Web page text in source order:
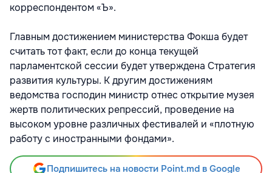
корреспондентом «Ъ».
Главным достижением министерства Фокша будет
считать тот факт, если до конца текущей
парламентской сессии будет утверждена Стратегия
развития культуры. К другим достижениям
ведомства господин министр отнес открытие музея
жертв политических репрессий, проведение на
высоком уровне различных фестивалей и «плотную
работу с иностранными фондами».
Подпишитесь на новости Point.md в Google